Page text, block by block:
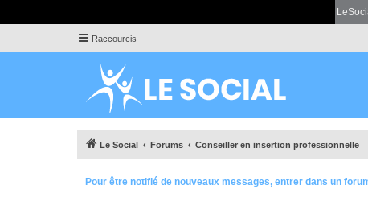
Raccourcis
Le Social Forums Conseiller en insertion professionnelle
Pour être notifié de nouveaux messages, entrer dans un